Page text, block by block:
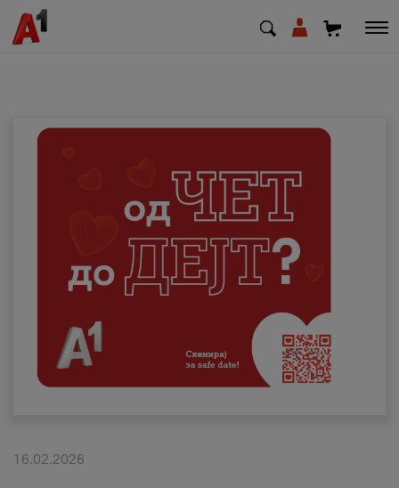
Деловни
Поддршка
Надополни кредит
Плати сметка
#ПодобарОнлајн
16.02.2026